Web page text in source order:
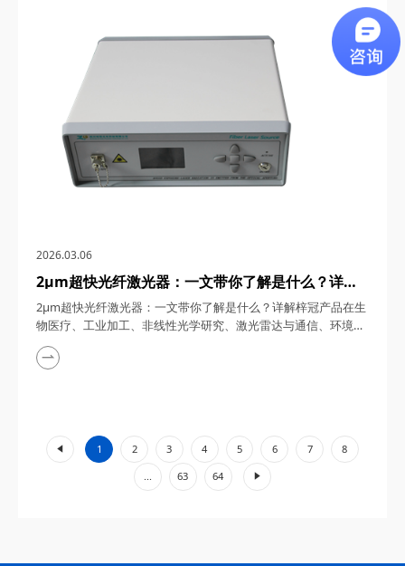
通信、5G/6G通信与雷达系统、光学相干层析成像（OCT）、光
学测量与传感以及太赫兹研究与超快激光等多个领域展现出非凡
的应用潜力。今天，四川梓冠光电...
2026.03.06
2μm超快光纤激光器：一文带你了解是什么？详解
梓冠产品在生物医疗、工业加工、非线性光学研究、
激光雷达与通信、环境监测等领域的实际应用
2μm超快光纤激光器：一文带你了解是什么？详解梓冠产品在生
物医疗、工业加工、非线性光学研究、激光雷达与通信、环境监
测等领域的实际应用 超快光纤激光器凭借其高功率、短脉冲、
宽调谐范围等特性，在激光技术迅猛发展的今天，成为科研与工
1 2 3 4 5 6 7 8
... 63 64
»